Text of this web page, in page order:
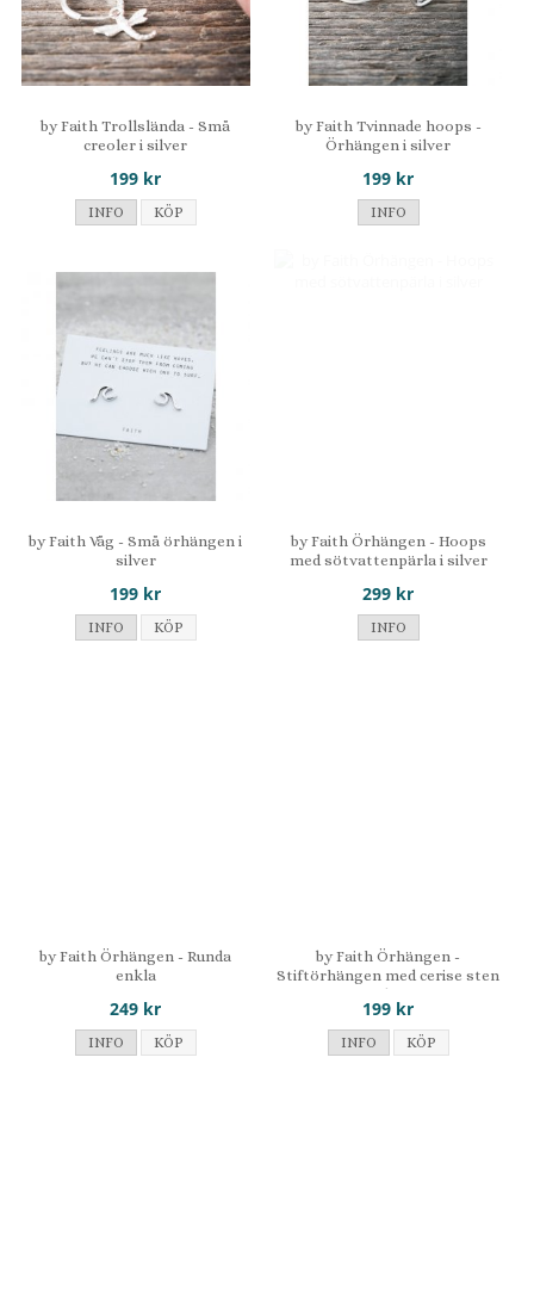
by Faith Trollslända - Små
creoler i silver
199 kr
INFO KÖP
by Faith Tvinnade hoops -
Örhängen i silver
199 kr
INFO
by Faith Våg - Små örhängen i
silver
199 kr
INFO KÖP
by Faith Örhängen - Hoops
med sötvattenpärla i silver
299 kr
INFO
by Faith Örhängen - Runda
enkla
249 kr
INFO KÖP
by Faith Örhängen -
Stiftörhängen med cerise sten
i silver
199 kr
INFO KÖP